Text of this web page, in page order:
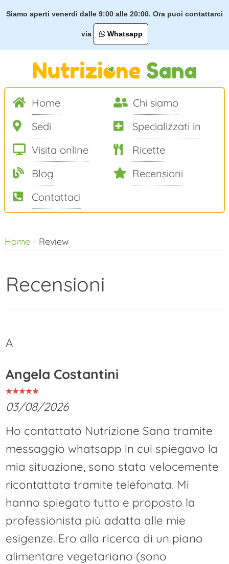
Siamo aperti venerdì dalle 9:00 alle 20:00. Ora puoi contattarci
via Whatsapp
Home
Chi siamo
Sedi
Specializzati in
Visita online
Ricette
Blog
Recensioni
Contattaci
alHome- Review
Recensioni
A
Angela Costantini
03/08/2026
Ho contattato Nutrizione Sana tramite
messaggio whatsapp in cui spiegavo la
mia situazione, sono stata velocemente
ricontattata tramite telefonata. Mi
hanno spiegato tutto e proposto la
professionista più adatta alle mie
esigenze. Ero alla ricerca di un piano
alimentare vegetariano (sono